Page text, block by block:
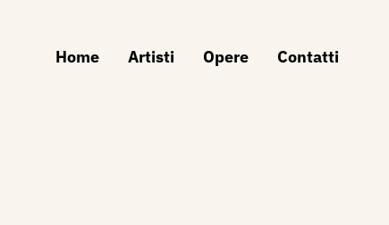
Home Artisti Opere Contatti